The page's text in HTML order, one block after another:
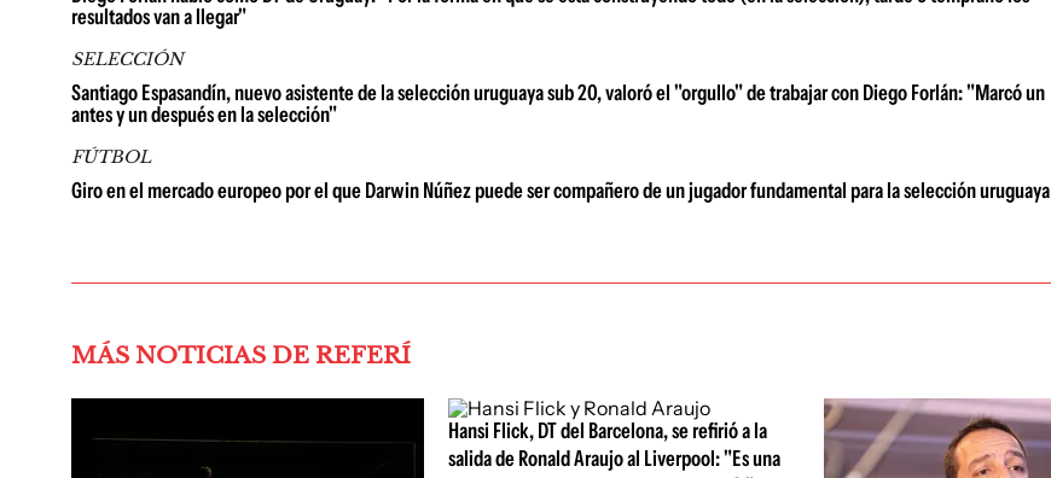
resultados van a llegar"
SELECCIÓN
Santiago Espasandín, nuevo asistente de la selección uruguaya sub 20, valoró el "orgullo" de trabajar con Diego Forlán: "Marcó un
antes y un después en la selección"
FÚTBOL
Giro en el mercado europeo por el que Darwin Núñez puede ser compañero de un jugador fundamental para la selección uruguaya
MÁS NOTICIAS DE REFERÍ
Hansi Flick, DT del Barcelona, se refirió a la
salida de Ronald Araujo al Liverpool: "Es una